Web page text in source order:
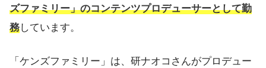
ズファミリー」のコンテンツプロデューサーとして勤
務しています。
「ケンズファミリー」は、研ナオコさんがプロデュー